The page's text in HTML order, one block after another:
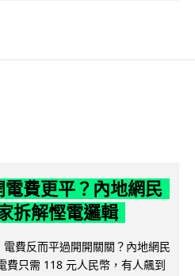
費更平？內地網民
拆解慳電邏輯
費反而平過開開關關？內地網民
費只需 118 元人民幣，有人飆到